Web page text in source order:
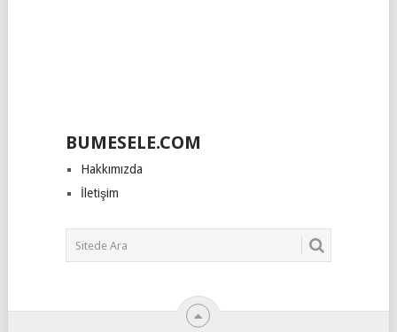
BUMESELE.COM
Hakkımızda
İletişim